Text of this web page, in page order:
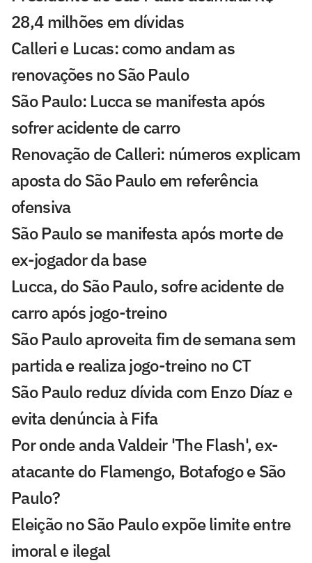
28,4 milhões em dívidas
Calleri e Lucas: como andam as
renovações no São Paulo
São Paulo: Lucca se manifesta após
sofrer acidente de carro
Renovação de Calleri: números explicam
aposta do São Paulo em referência
ofensiva
São Paulo se manifesta após morte de
ex-jogador da base
Lucca, do São Paulo, sofre acidente de
carro após jogo-treino
São Paulo aproveita fim de semana sem
partida e realiza jogo-treino no CT
São Paulo reduz dívida com Enzo Díaz e
evita denúncia à Fifa
Por onde anda Valdeir 'The Flash', ex-
atacante do Flamengo, Botafogo e São
Paulo?
Eleição no São Paulo expõe limite entre
imoral e ilegal